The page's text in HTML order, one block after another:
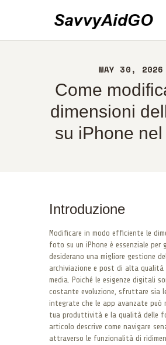
MAY 30, 2026
Come
dimensioni
su iPhone
INFORMAZIONI
CONTATTI
POLITICA
ITALIANO
Introduzione
Modificare in modo efficiente le
foto su un iPhone è essenziale per
desiderano una migliore gestione
archiviazione e post di alta qualità
media. Poiché le esigenze digitali
costante evoluzione, sfruttare sia
integrate che le app avanzate può
tua produttività e la qualità delle
articolo descrive come navigare
attraverso le funzionalità di